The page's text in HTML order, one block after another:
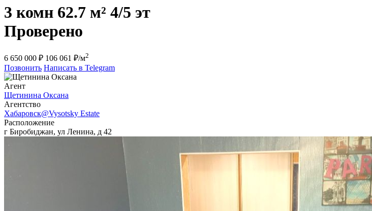
3 комн 62.7 м² 4/5 эт
Проверено
6 650 000 ₽ 106 061 ₽/м2
Позвонить Написать в Telegram
Агент
Щетинина Оксана
Агентcтво
Хабаровск@Vysotsky Estate
Расположение
г Биробиджан, ул Ленина, д 42